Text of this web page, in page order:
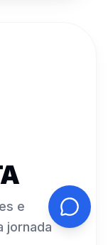
e
jornada